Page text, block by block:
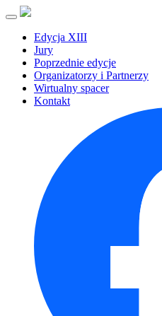
Edycja XIII
Jury
Poprzednie edycje
Organizatorzy i Partnerzy
Wirtualny spacer
Kontakt